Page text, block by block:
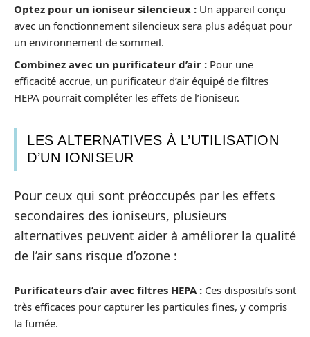
Optez pour un ioniseur silencieux : Un appareil conçu
avec un fonctionnement silencieux sera plus adéquat pour
un environnement de sommeil.
Combinez avec un purificateur d’air : Pour une
efficacité accrue, un purificateur d’air équipé de filtres
HEPA pourrait compléter les effets de l’ioniseur.
LES ALTERNATIVES À L’UTILISATION
D’UN IONISEUR
Pour ceux qui sont préoccupés par les effets
secondaires des ioniseurs, plusieurs
alternatives peuvent aider à améliorer la qualité
de l’air sans risque d’ozone :
Purificateurs d’air avec filtres HEPA : Ces dispositifs sont
très efficaces pour capturer les particules fines, y compris
la fumée.